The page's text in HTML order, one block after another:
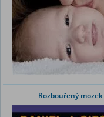
Rozbouřený mozek